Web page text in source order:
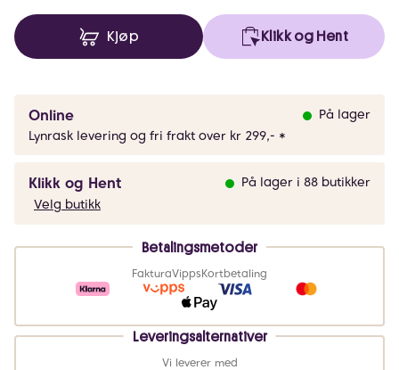
Kjøp Klikk og Hent
Online
På lager
Lynrask levering og fri frakt over kr 299,- *
Klikk og Hent
På lager i 88 butikker
Velg butikk
Betalingsmetoder
FakturaVippsKortbetaling
Leveringsalternativer
Vi leverer med